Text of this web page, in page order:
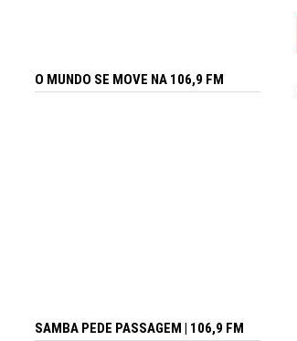
O MUNDO SE MOVE NA 106,9 FM
SAMBA PEDE PASSAGEM | 106,9 FM